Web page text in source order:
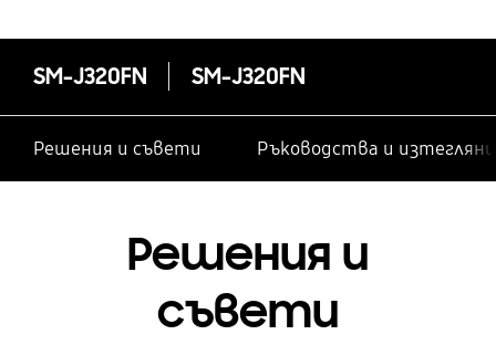
SM-J320FN SM-J320FN
Решения и съвети Ръководства и
Решения и
съвети